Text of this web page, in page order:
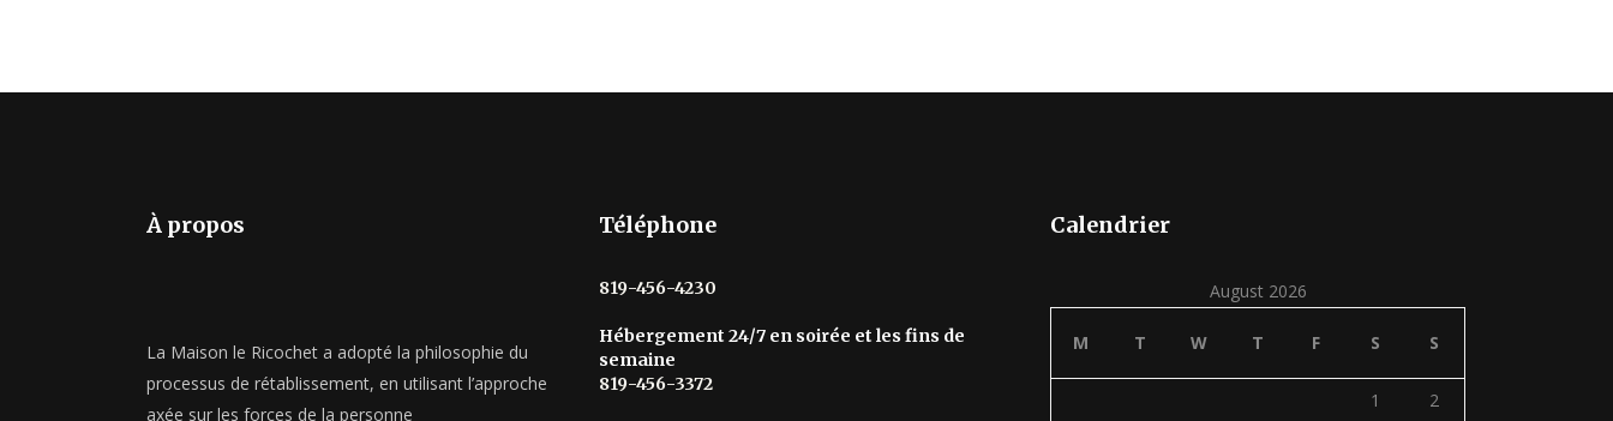
À propos
La Maison le Ricochet a adopté la philosophie du
processus de rétablissement, en utilisant l’approche
axée sur les forces de la personne
Téléphone
819-456-4230
Hébergement 24/7 en soirée et les fins de
semaine
819-456-3372
Calendrier
August 2026
M T W T F S S
1 2